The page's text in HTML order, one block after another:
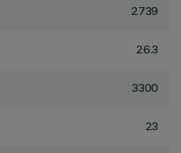
2739
26.3
3300
23